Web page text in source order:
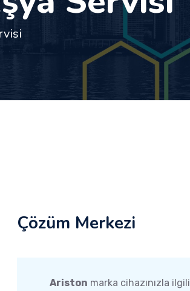
Çözüm Merkezi
Ariston marka cihazınızla ilgili